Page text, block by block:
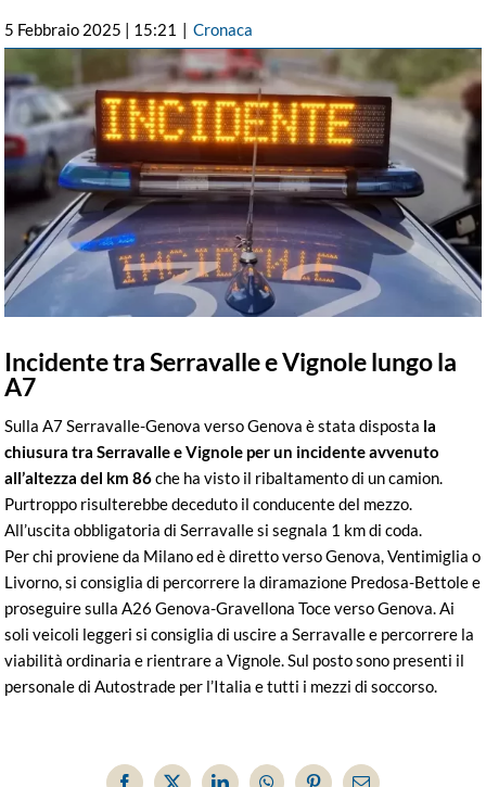
5 Febbraio 2025 | 15:21 | Cronaca
immagine
Incidente tra Serravalle e Vignole lungo la
A7
Sulla A7 Serravalle-Genova verso Genova è stata disposta la
chiusura tra Serravalle e Vignole per un incidente avvenuto
all’altezza del km 86che ha visto il ribaltamento di un camion.
Purtroppo risulterebbe deceduto il conducente del mezzo.
All’uscita obbligatoria di Serravalle si segnala 1 km di coda.
Per chi proviene da Milano ed è diretto verso Genova, Ventimiglia o
Livorno, si consiglia di percorrere la diramazione Predosa-Bettole e
proseguire sulla A26 Genova-Gravellona Toce verso Genova. Ai
soli veicoli leggeri si consiglia di uscire a Serravalle e percorrere la
viabilità ordinaria e rientrare a Vignole. Sul posto sono presenti il
personale di Autostrade per l’Italia e tutti i mezzi di soccorso.